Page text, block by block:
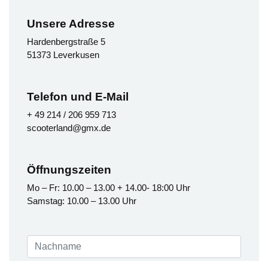
Unsere Adresse
Hardenbergstraße 5
51373 Leverkusen
Telefon und E-Mail
+ 49 214 / 206 959 713
scooterland@gmx.de
Öffnungszeiten
Mo – Fr: 10.00 – 13.00 + 14.00- 18:00 Uhr
Samstag: 10.00 – 13.00 Uhr